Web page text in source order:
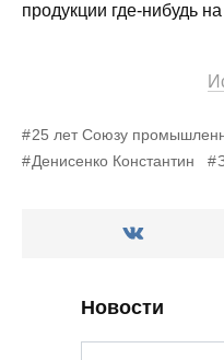
продукции где-нибудь
25 лет Союзу
Денисенко Константин
Новости